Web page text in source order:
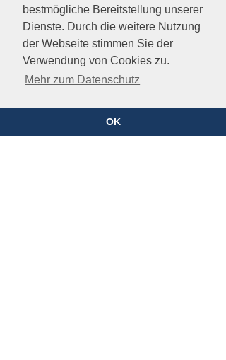
bestmögliche Bereitstellung unserer
Dienste. Durch die weitere Nutzung
der Webseite stimmen Sie der
Verwendung von Cookies zu.
Mehr zum Datenschutz
OK